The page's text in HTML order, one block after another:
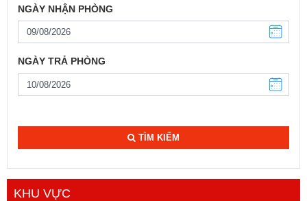
NGÀY NHẬN PHÒNG
NGÀY TRẢ PHÒNG
TÌM KIẾM
KHU VỰC